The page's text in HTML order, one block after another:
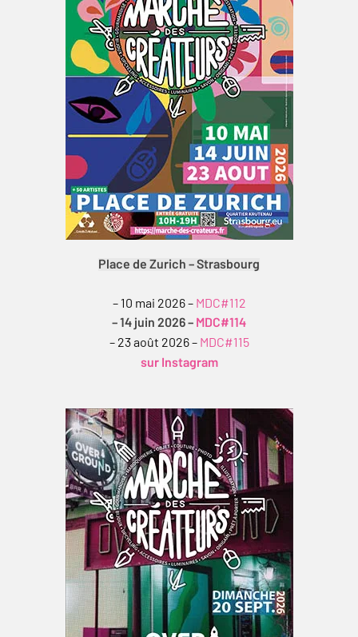
Place de Zurich – Strasbourg
– 10 mai 2026 – MDC#112
– 14 juin 2026 – MDC#114
– 23 août 2026 – MDC#115
sur Instagram